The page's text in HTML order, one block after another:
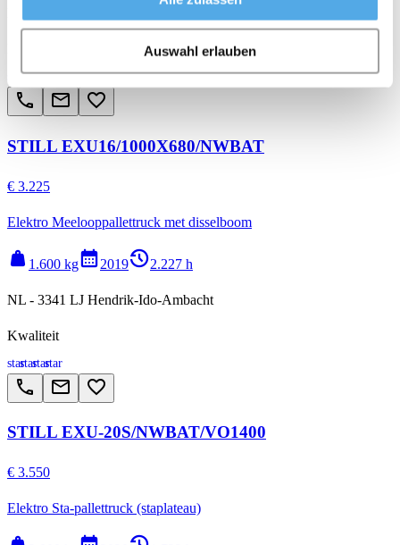
Auswahl erlauben
starstarstarstar
call email favorite_border
STILL EXU16/1000X680/NWBAT
€ 3.225
Elektro Meelooppallettruck met disselboom
weight 1.600 kgcalendar_month2019history_22.227 h
NL - 3341 LJ Hendrik-Ido-Ambacht
Kwaliteit
starstarstarstar
call email favorite_border
STILL EXU-20S/NWBAT/VO1400
€ 3.550
Elektro Sta-pallettruck (staplateau)